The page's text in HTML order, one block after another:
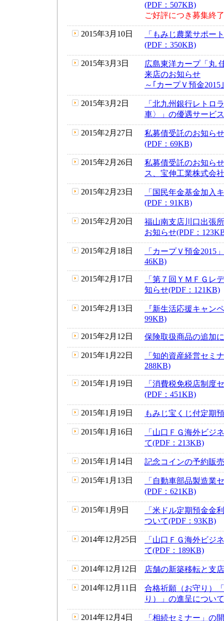
(PDF：507KB)
ご好評につき募集終
2015年3月10日
「もみじ農業サポー
(PDF：350KB)
2015年3月3日
広島東洋カープ「丸
来店のお知らせ
～｢カープＶ預金
2015年3月2日
「北九州銀行レトロ
車〉」の優遇サービ
2015年2月27日
私募債受託のお知ら
(PDF：69KB)
2015年2月26日
私募債受託のお知ら
ス、宝伸工業株式会
2015年2月23日
「国民年金基金加入
(PDF：91KB)
2015年2月20日
福山南支店川口出張
お知らせ(PDF：
2015年2月18日
「カープＶ預金2015
46KB)
2015年2月17日
「第７回ＹＭＦＧレ
知らせ(PDF：121KB)
2015年2月13日
『新生活応援キャン
99KB)
2015年2月12日 保険取扱商品の追加
2015年1月22日
「知的資産経営セミ
288KB)
2015年1月19日
「消費税免税店制度
(PDF：451KB)
2015年1月19日 もみじ宝くじ付定期
2015年1月16日
「山口ＦＧ海外ビジ
て(PDF：213KB)
2015年1月14日 記念コインの予約販
2015年1月13日
「自動車部品製造業
(PDF：621KB)
2015年1月9日
「米ドル定期預金金
ついて(PDF：93KB)
2014年12月25日
「山口ＦＧ海外ビジ
て(PDF：189KB)
2014年12月12日 店舗の新築移転と支
2014年12月11日
合格祈願（お守り）
り）」の進呈につい
2014年12月4日 「相続セミナー」の